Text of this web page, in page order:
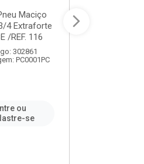
Maciço
4 Extraforte
/REF. 116
302861
PC0001PC
ou
se